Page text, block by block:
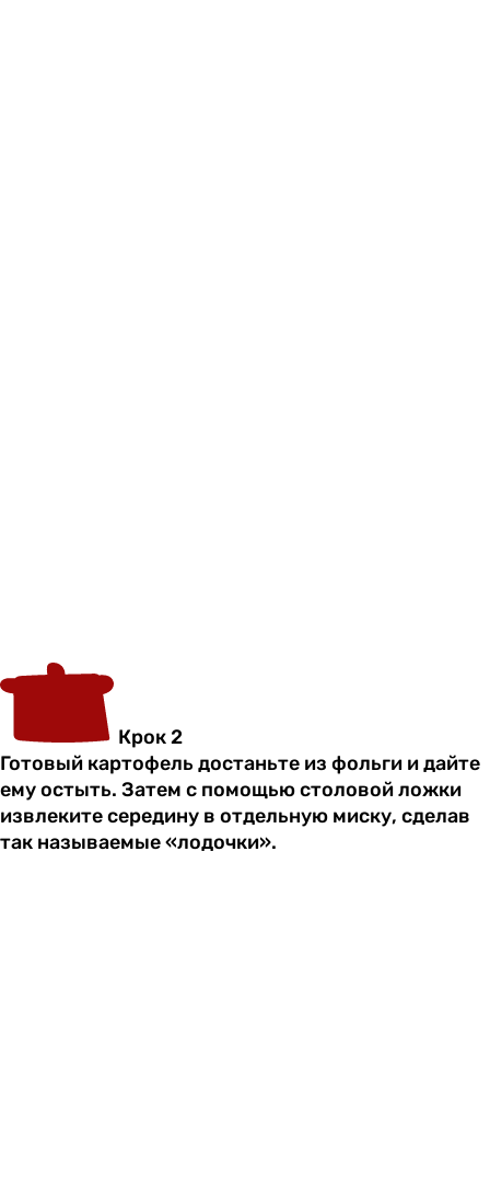
Крок 2
Готовый картофель достаньте из фольги и дайте
ему остыть. Затем с помощью столовой ложки
извлеките середину в отдельную миску, сделав
так называемые «лодочки».